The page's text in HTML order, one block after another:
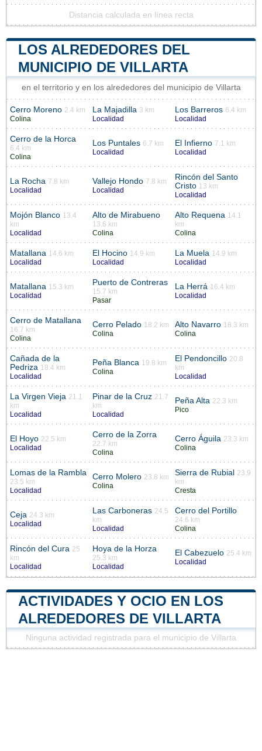
Distancia calculada en línea recta
LOS ALREDEDORES DEL
MUNICIPIO DE VILLARTA
en el territorio y en los alrededores del municipio de Villarta
Cerro Moreno 2.4 km
Colina
La Majadilla 3 km
Localidad
Los Barreros 6.4 km
Localidad
Cerro de la Horca
6.4 km
Colina
Los Puntales 6.7 km
Localidad
El Infierno 7.1 km
Localidad
La Rocha 7.8 km
Localidad
Vallejo Hondo 7.8 km
Localidad
Rincón del Santo
Cristo 13 km
Localidad
Mojón Blanco 13.4
km
Localidad
Alto de Mirabueno
13.6 km
Colina
Alto Requena 14.1
km
Colina
Matallana 14.6 km
Localidad
El Hocino 14.9 km
Localidad
La Muela 14.9 km
Localidad
Matallana 15.3 km
Localidad
Puerto de Contreras
15.7 km
Pasar
La Herrá 16.4 km
Localidad
Cerro de Matallana
16.7 km
Colina
Cerro Pelado 18.2 km
Colina
Alto Navarro 18.3 km
Colina
Cañada de la
Pedriza 18.4 km
Localidad
Peña Blanca 19.8 km
Colina
El Pendoncillo 20.8
km
Localidad
La Virgen Vieja 21.1
km
Localidad
Pinar de la Cruz 21.7
km
Localidad
Peña Alta 22.3 km
Pico
El Hoyo 22.5 km
Localidad
Cerro de la Zorra
22.7 km
Colina
Cerro Águila 23.3 km
Colina
Lomas de la Rambla
23.5 km
Localidad
Cerro Molero 23.8 km
Colina
Sierra de Rubial
23.9
km
Cresta
Ceja 24.3 km
Localidad
Las Carboneras 24.5
km
Localidad
Cerro del Portillo
24.6 km
Colina
Rincón del Cura 25
km
Localidad
Hoya de la Horza
25.3 km
Localidad
El Cabezuelo 25.4 km
Localidad
ACTIVIDADES Y OCIO EN LOS
ALREDEDORES DE VILLARTA
Ninguna actividad registrada para el municipio de Villarta